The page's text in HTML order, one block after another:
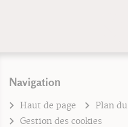
Navigation
Haut de page Plan
Gestion des cookies